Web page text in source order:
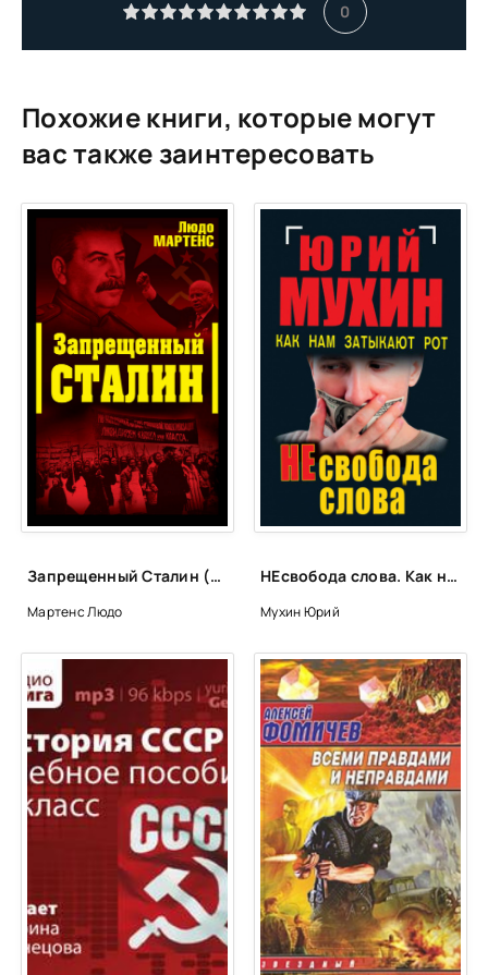
17
20
23
24
25
31
32
33
34
37
38
0
Похожие книги, которые могут
вас также заинтересовать
Запрещенный Сталин (Другой взгляд на Сталина) - Людо Мартенс
Мартенс Людо
НЕсвобода слова. Как нам затыкают рот - Юрий Мухин
Мухин Юрий